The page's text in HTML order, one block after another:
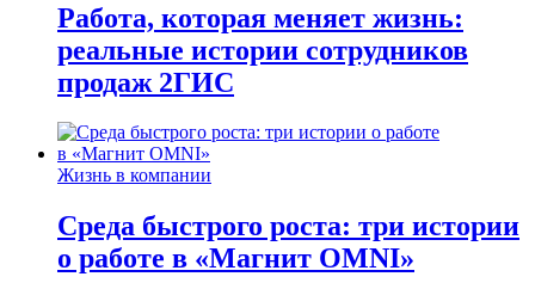
Работа, которая меняет жизнь:
реальные истории сотрудников
продаж 2ГИС
Жизнь в компании
Среда быстрого роста: три истории
о работе в «Магнит OMNI»